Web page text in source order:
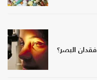
البصر؟